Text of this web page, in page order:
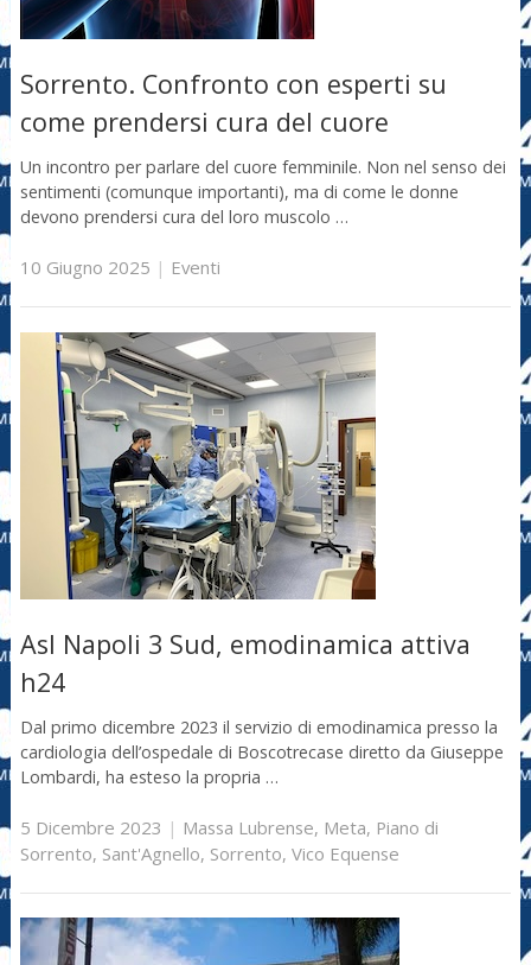
Sorrento. Confronto con esperti su
come prendersi cura del cuore
Un incontro per parlare del cuore femminile. Non nel senso dei
sentimenti (comunque importanti), ma di come le donne
devono prendersi cura del loro muscolo …
10 Giugno 2025 | Eventi
Asl Napoli 3 Sud, emodinamica attiva
h24
Dal primo dicembre 2023 il servizio di emodinamica presso la
cardiologia dell’ospedale di Boscotrecase diretto da Giuseppe
Lombardi, ha esteso la propria …
5 Dicembre 2023 | Massa Lubrense, Meta, Piano di
Sorrento, Sant'Agnello, Sorrento, Vico Equense